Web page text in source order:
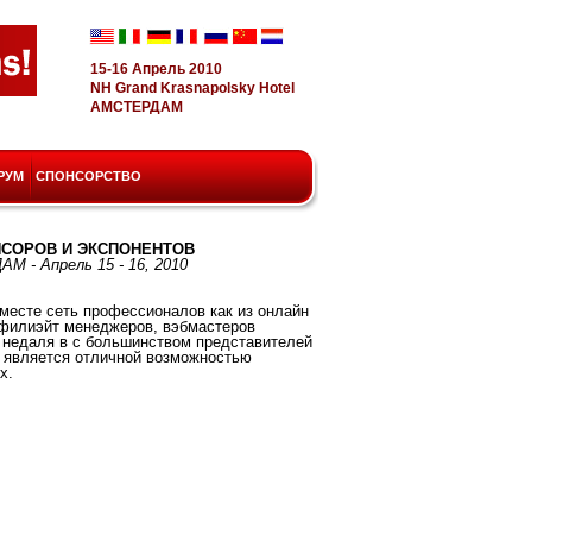
СПОНСОРСТВО
15-16 Апрель 2010
NH Grand Krasnapolsky Hotel
АМСТЕРДАМ
И ЭКСПОНЕНТОВ
- Апрель 15 - 16, 2010
сеть профессионалов как из онлайн
менеджеров, вэбмастеров
в с большинством представителей
отличной возможностью